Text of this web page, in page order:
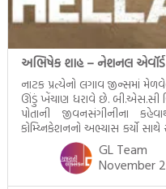
નાટક પ્રત્યેનો લગાવ જીન્સમાં
ઊંડું ખેંચાણ ધરાવે છે. બી.એસ.સી
પોતાની જીવનસંગીનીના
કોમ્ય્નિકેશનનો અભ્યાસ કર્યો
Q. શા માટે પત્રકારત્વ ?
કરવાનું […]
GL Team
November